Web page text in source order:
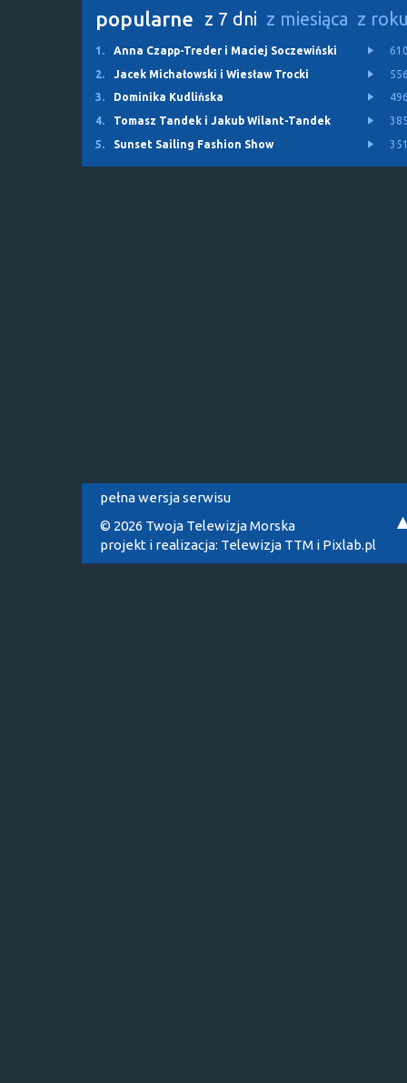
popularne z 7 dni z miesiąca z
1. Anna Czapp-Treder i Maciej Soczewiński
2.
Jacek Michałowski i Wiesław Trocki
3.
Dominika Kudlińska
4.
Tomasz Tandek i Jakub Wilant-Tandek
5.
Sunset Sailing Fashion Show
pełna wersja serwisu
© 2026 Twoja Telewizja Morska
projekt i realizacja: Telewizja TTM i Pixlab.pl